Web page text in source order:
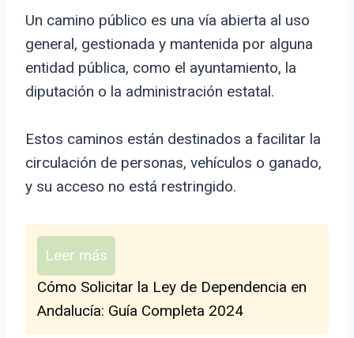
Un camino público es una vía abierta al uso
general, gestionada y mantenida por alguna
entidad pública, como el ayuntamiento, la
diputación o la administración estatal.
Estos caminos están destinados a facilitar la
circulación de personas, vehículos o ganado,
y su acceso no está restringido.
Leer más
Cómo Solicitar la Ley de Dependencia en
Andalucía: Guía Completa 2024